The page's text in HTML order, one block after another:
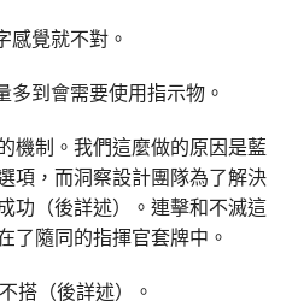
感覺就不對。
多到會需要使用指示物。
機制。我們這麼做的原因是藍
項，而洞察設計團隊為了解決
功（後詳述）。連擊和不滅這
了隨同的指揮官套牌中。
搭（後詳述）。